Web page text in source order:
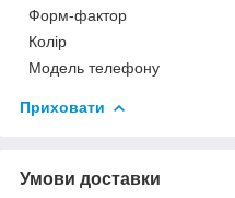
Форм-фактор
Колір
Модель телефону
Приховати
Умови доставки